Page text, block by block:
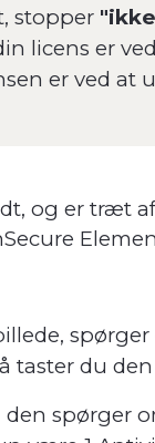
stopper
licens er
er ved at
og er træt
taster du
den spørger